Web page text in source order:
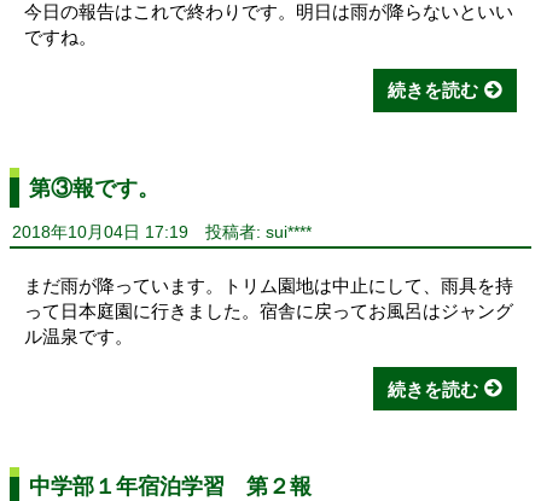
今日の報告はこれで終わりです。明日は雨が降らないといい
ですね。
続きを読む
第③報です。
2018年10月04日 17:19 投稿者: sui****
まだ雨が降っています。トリム園地は中止にして、雨具を持
って日本庭園に行きました。宿舎に戻ってお風呂はジャング
ル温泉です。
続きを読む
中学部１年宿泊学習 第２報